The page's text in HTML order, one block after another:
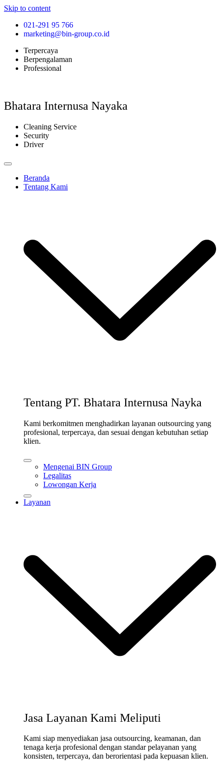
Skip to content
021-291 95 766
marketing@bin-group.co.id
Terpercaya
Berpengalaman
Professional
Bhatara Internusa Nayaka
Cleaning Service
Security
Driver
Beranda
Tentang Kami
Tentang PT. Bhatara Internusa Nayka
Kami berkomitmen menghadirkan layanan outsourcing yang
profesional, terpercaya, dan sesuai dengan kebutuhan setiap
klien.
Mengenai BIN Group
Legalitas
Lowongan Kerja
Layanan
Jasa Layanan Kami Meliputi
Kami siap menyediakan jasa outsourcing, keamanan, dan
tenaga kerja profesional dengan standar pelayanan yang
konsisten, terpercaya, dan berorientasi pada kepuasan klien.